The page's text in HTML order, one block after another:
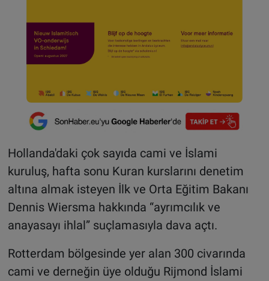
Hollanda'daki çok sayıda cami ve İslami
kuruluş, hafta sonu Kuran kurslarını denetim
altına almak isteyen İlk ve Orta Eğitim Bakanı
Dennis Wiersma hakkında “ayrımcılık ve
anayasayı ihlal” suçlamasıyla dava açtı.
Rotterdam bölgesinde yer alan 300 civarında
cami ve derneğin üye olduğu Rijmond İslami